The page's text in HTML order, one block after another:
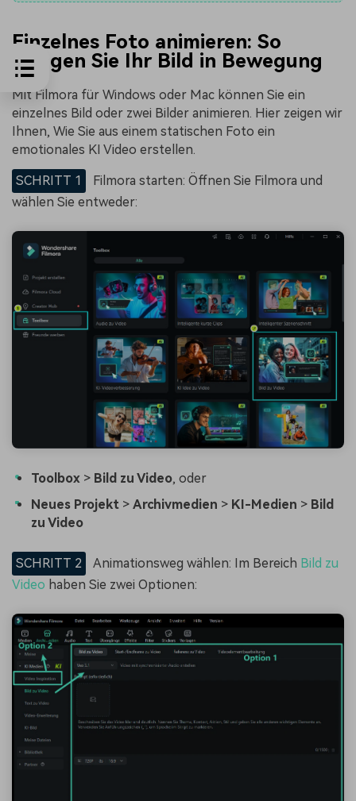
Einzelnes Foto animieren: So
bringen Sie Ihr Bild in Bewegung
Mit Filmora für Windows oder Mac können Sie ein
einzelnes Bild oder zwei Bilder animieren. Hier zeigen wir
Ihnen, Wie Sie aus einem statischen Foto ein
emotionales KI Video erstellen.
SCHRITT 1
Filmora starten: Öffnen Sie Filmora und
wählen Sie entweder:
Toolbox > Bild zu Video, oder
Neues Projekt > Archivmedien > KI-Medien > Bild
zu Video
SCHRITT 2 Animationsweg wählen: Im Bereich Bild zu
Video haben Sie zwei Optionen: